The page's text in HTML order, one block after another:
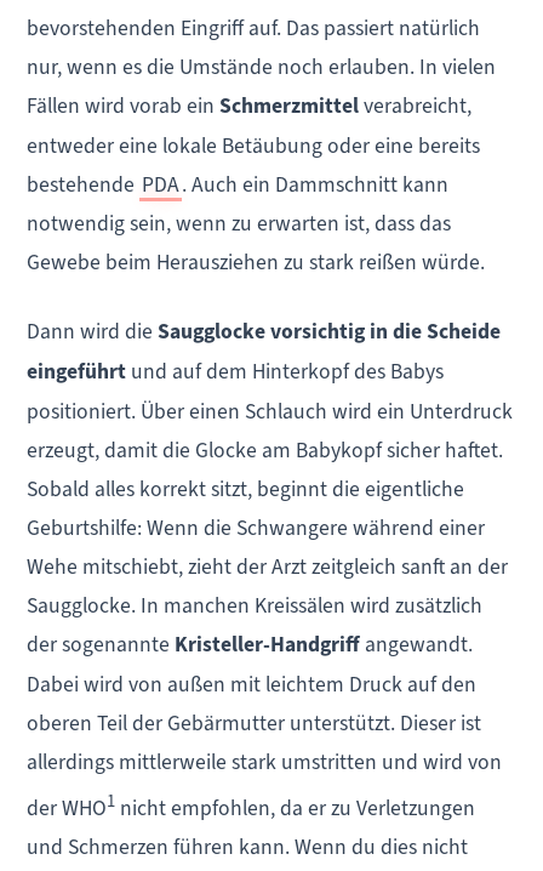
bevorstehenden Eingriff auf. Das passiert natürlich
nur, wenn es die Umstände noch erlauben. In vielen
Fällen wird vorab einSchmerzmittelverabreicht,
entweder eine lokale Betäubung oder eine bereits
bestehende PDA. Auch ein Dammschnitt kann
notwendig sein, wenn zu erwarten ist, dass das
Gewebe beim Herausziehen zu stark reißen würde.
Dann wird dieSaugglocke vorsichtig in die Scheide
eingeführt und auf dem Hinterkopf des Babys
positioniert. Über einen Schlauch wird ein Unterdruck
erzeugt, damit die Glocke am Babykopf sicher haftet.
Sobald alles korrekt sitzt, beginnt die eigentliche
Geburtshilfe: Wenn die Schwangere während einer
Wehe mitschiebt, zieht der Arzt zeitgleich sanft an der
Saugglocke. In manchen Kreissälen wird zusätzlich
der sogenannte Kristeller-Handgriff angewandt.
Dabei wird von außen mit leichtem Druck auf den
oberen Teil der Gebärmutter unterstützt. Dieser ist
allerdings mittlerweile stark umstritten und wird von
der WHO1 nicht empfohlen, da er zu Verletzungen
und Schmerzen führen kann. Wenn du dies nicht